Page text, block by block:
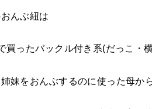
んぶ紐は
買ったバックル付き系(だっこ・
妹をおんぶするのに使った母か